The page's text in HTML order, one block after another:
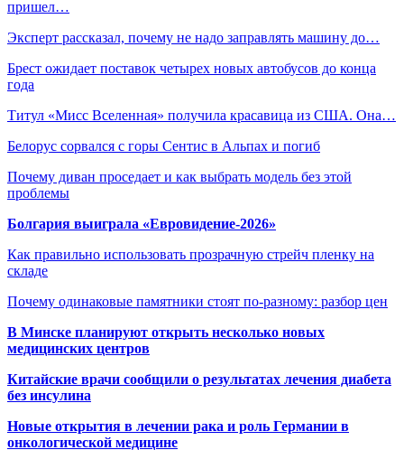
пришел…
Эксперт рассказал, почему не надо заправлять машину до…
Брест ожидает поставок четырех новых автобусов до конца
года
Титул «Мисс Вселенная» получила красавица из США. Она…
Белорус сорвался с горы Сентис в Альпах и погиб
Почему диван проседает и как выбрать модель без этой
проблемы
Болгария выиграла «Евровидение-2026»
Как правильно использовать прозрачную стрейч пленку на
складе
Почему одинаковые памятники стоят по-разному: разбор цен
В Минске планируют открыть несколько новых
медицинских центров
Китайские врачи сообщили о результатах лечения диабета
без инсулина
Новые открытия в лечении рака и роль Германии в
онкологической медицине